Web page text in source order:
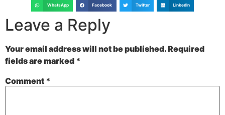
WhatsApp Facebook Twitter LinkedIn
Leave a Reply
Your email address will not be published.Required
fields are marked *
Comment *